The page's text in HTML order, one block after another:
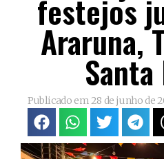
festejos
Araruna,
Publicado em28 de junho de